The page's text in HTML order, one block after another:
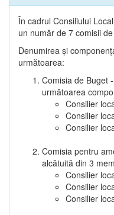
În cadrul Consiliului
un număr de 7 comisii
Denumirea şi
următoarea:
Comisia de Buget
următoarea
Consilier
Consilier
Consilier
Comisia pentru
alcătuită din 3
Consilier
Consilier
Consilier